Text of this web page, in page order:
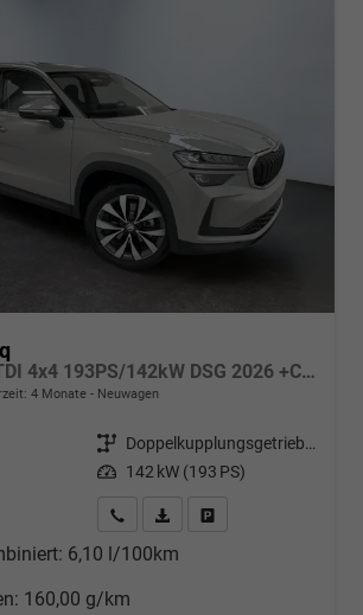
Sportline 2.0 TDI 4x4 193PS/142kW DSG 2026 +CANTON+CONVENIENCE PLUS+PERFORMANCE+AKUSTIK
4 Monate Neuwagen
Getriebe
Doppelkupplungsgetriebe (DSG)
Leistung 142 kW (193 PS)
Wir rufen Sie anPDF-Datei, Fahrzeugexposé
6,10 l/100km
160,00 g/km